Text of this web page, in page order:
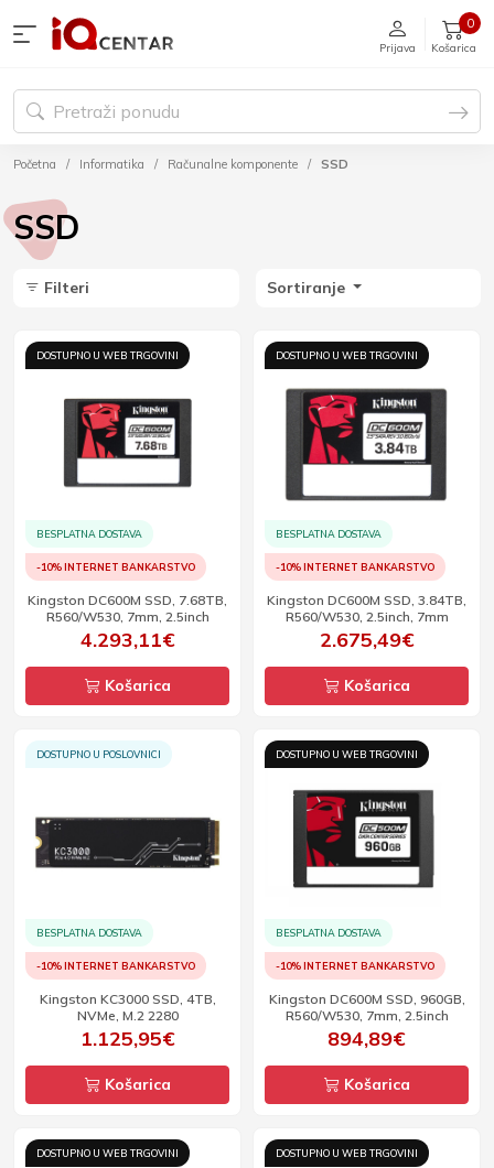
Prijava Košarica
0
Početna Informatika Računalne komponente SSD
SSD
Filteri Sortiranje
DOSTUPNO U WEB TRGOVINI
BESPLATNA DOSTAVA
-10% INTERNET BANKARSTVO
Kingston DC600M SSD, 7.68TB,
R560/W530, 7mm, 2.5inch
4.293,11€
Košarica
DOSTUPNO U WEB TRGOVINI
BESPLATNA DOSTAVA
-10% INTERNET BANKARSTVO
Kingston DC600M SSD, 3.84TB,
R560/W530, 2.5inch, 7mm
2.675,49€
Košarica
DOSTUPNO U POSLOVNICI
BESPLATNA DOSTAVA
-10% INTERNET BANKARSTVO
Kingston KC3000 SSD, 4TB,
NVMe, M.2 2280
1.125,95€
Košarica
DOSTUPNO U WEB TRGOVINI
BESPLATNA DOSTAVA
-10% INTERNET BANKARSTVO
Kingston DC600M SSD, 960GB,
R560/W530, 7mm, 2.5inch
894,89€
Košarica
DOSTUPNO U WEB TRGOVINI DOSTUPNO U WEB TRGOVINI